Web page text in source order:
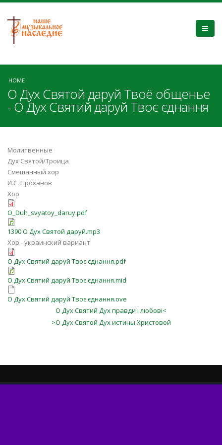
HOME
О Дух Святой даруй Твоё общенье
- О Дух Святий даруй Твоє єднання
Молитвенные
Дух Святой/Троица
Смешанный хор
И.С. Проханов
Хор
O_Duh_svyatoy_daruy.pdf
1390 О Дух Святой даруй.mp3
Хор - украинский вариант
О Дух Святий даруй Твоє єднання.pdf
О Дух Святий даруй Твоє єднання.mid
О Дух Святий даруй Твоє єднання.ove
О Дух Святий Дух правди і любові<
>О Дух Святой Дух истины Христовой